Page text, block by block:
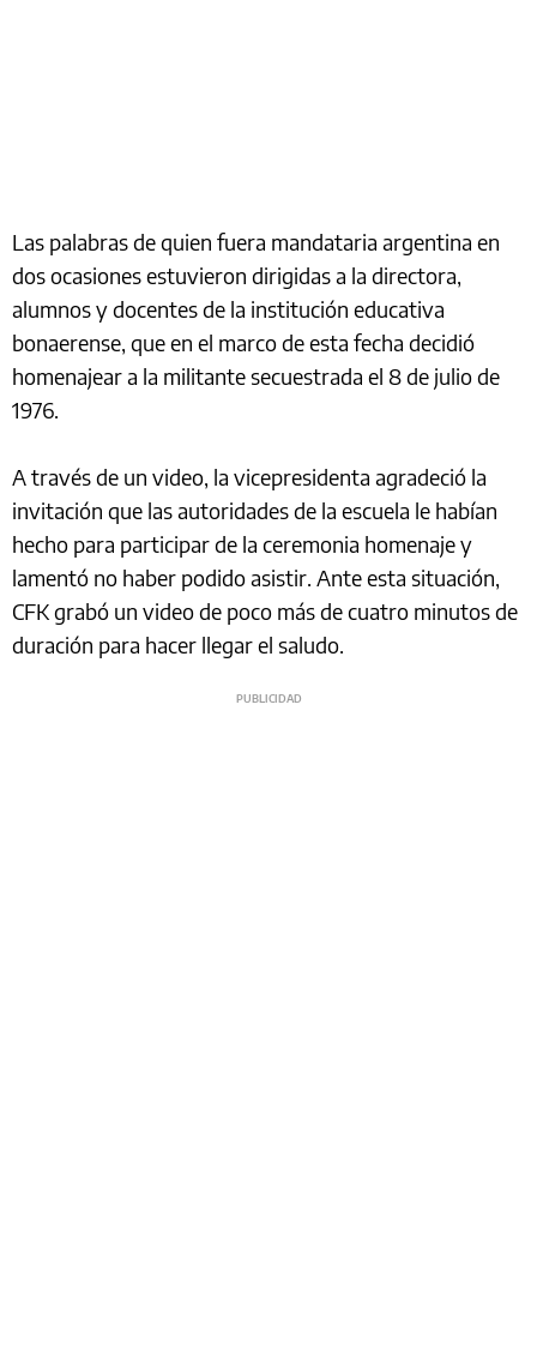
Las palabras de quien fuera mandataria argentina en
dos ocasiones estuvieron dirigidas a la directora,
alumnos y docentes de la institución educativa
bonaerense, que en el marco de esta fecha decidió
homenajear a la militante secuestrada el 8 de julio de
1976.
A través de un video, la vicepresidenta agradeció la
invitación que las autoridades de la escuela le habían
hecho para participar de la ceremonia homenaje y
lamentó no haber podido asistir. Ante esta situación,
CFK grabó un video de poco más de cuatro minutos de
duración para hacer llegar el saludo.